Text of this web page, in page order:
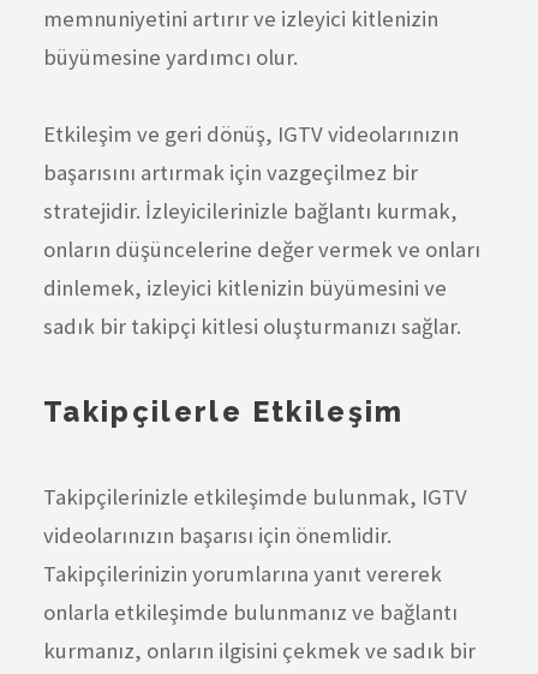
memnuniyetini artırır ve izleyici kitlenizin
büyümesine yardımcı olur.
Etkileşim ve geri dönüş, IGTV videolarınızın
başarısını artırmak için vazgeçilmez bir
stratejidir. İzleyicilerinizle bağlantı kurmak,
onların düşüncelerine değer vermek ve onları
dinlemek, izleyici kitlenizin büyümesini ve
sadık bir takipçi kitlesi oluşturmanızı sağlar.
Takipçilerle Etkileşim
Takipçilerinizle etkileşimde bulunmak, IGTV
videolarınızın başarısı için önemlidir.
Takipçilerinizin yorumlarına yanıt vererek
onlarla etkileşimde bulunmanız ve bağlantı
kurmanız, onların ilgisini çekmek ve sadık bir